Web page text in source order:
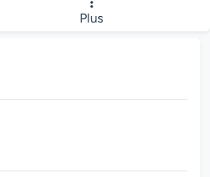
Plus